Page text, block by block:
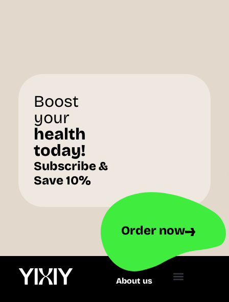
Boost
your
health
today!
Subscribe &
Save 10%
Order now
About us